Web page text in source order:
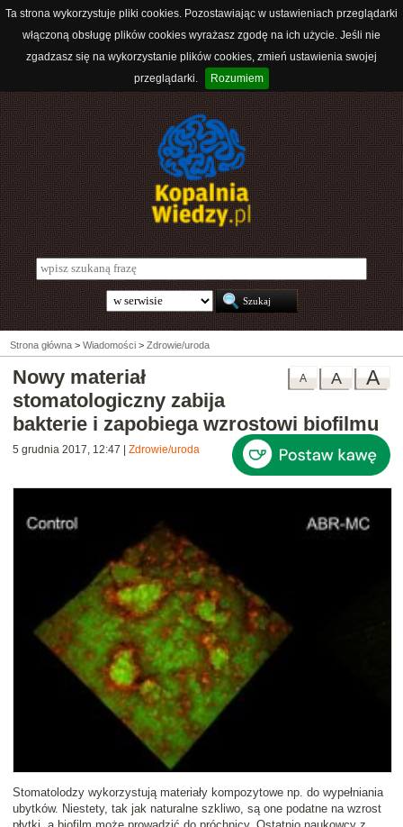
Ta strona wykorzystuje pliki cookies. Pozostawiając w ustawieniach przeglądarki
włączoną obsługę plików cookies wyrażasz zgodę na ich użycie. Jeśli nie
zgadzasz się na wykorzystanie plików cookies, zmień ustawienia swojej
przeglądarki.
Rozumiem
Strona główna > Wiadomości > Zdrowie/uroda
A
A
A
Nowy materiał
stomatologiczny zabija
bakterie i zapobiega wzrostowi biofilmu
5 grudnia 2017, 12:47 Zdrowie/uroda
Stomatolodzy wykorzystują materiały kompozytowe np. do wypełniania
ubytków. Niestety, tak jak naturalne szkliwo, są one podatne na wzrost